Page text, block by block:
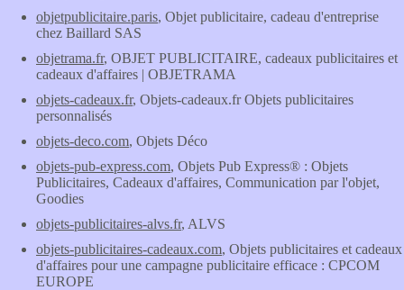
objetpublicitaire.paris, Objet publicitaire, cadeau d'entreprise
chez Baillard SAS
objetrama.fr, OBJET PUBLICITAIRE, cadeaux publicitaires et
cadeaux d'affaires | OBJETRAMA
objets-cadeaux.fr, Objets-cadeaux.fr Objets publicitaires
personnalisés
objets-deco.com, Objets Déco
objets-pub-express.com, Objets Pub Express® : Objets
Publicitaires, Cadeaux d'affaires, Communication par l'objet,
Goodies
objets-publicitaires-alvs.fr, ALVS
objets-publicitaires-cadeaux.com, Objets publicitaires et cadeaux
d'affaires pour une campagne publicitaire efficace : CPCOM
EUROPE